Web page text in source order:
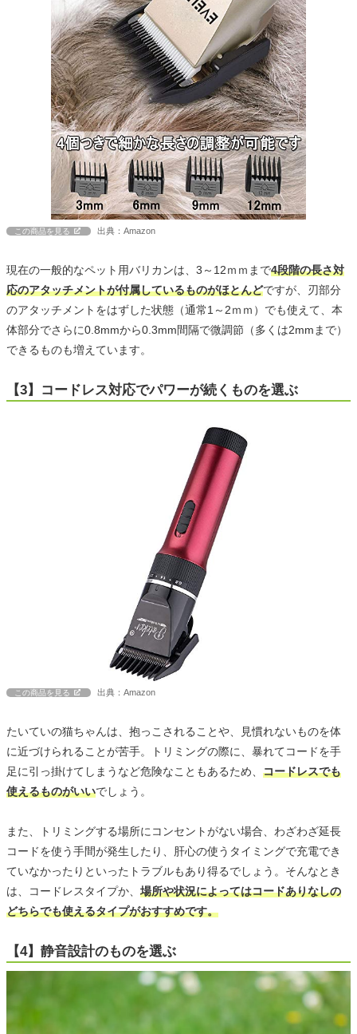
この商品を見る 出典：Amazon
現在の一般的なペット用バリカンは、3～12ｍｍまで4段階の長さ対
応のアタッチメントが付属しているものがほとんどですが、刃部分
のアタッチメントをはずした状態（通常1～2ｍｍ）でも使えて、本
体部分でさらに0.8mmから0.3mm間隔で微調節（多くは2mmまで）
できるものも増えています。
【3】コードレス対応でパワーが続くものを選ぶ
この商品を見る 出典：Amazon
たいていの猫ちゃんは、抱っこされることや、見慣れないものを体
に近づけられることが苦手。トリミングの際に、暴れてコードを手
足に引っ掛けてしまうなど危険なこともあるため、 コードレスでも
使えるものがいいでしょう。
また、トリミングする場所にコンセントがない場合、わざわざ延長
コードを使う手間が発生したり、肝心の使うタイミングで充電でき
ていなかったりといったトラブルもあり得るでしょう。そんなとき
は、コードレスタイプか、 場所や状況によってはコードありなしの
どちらでも使えるタイプがおすすめです。
【4】静音設計のものを選ぶ